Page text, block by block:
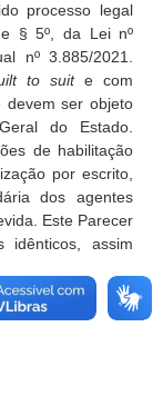
processo legal
§ 5º, da Lei nº
nº 3.885/2021.
to suite com
devem ser objeto
do Estado.
de habilitação
por escrito,
dos agentes
Este Parecer
assim
01/2023